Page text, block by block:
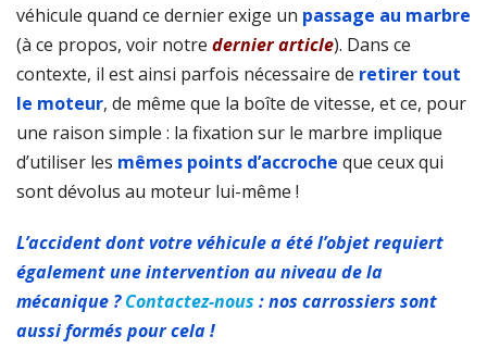
véhicule quand ce dernier exige un passage au marbre
(à ce propos, voir notre dernier article). Dans ce
contexte, il est ainsi parfois nécessaire de retirer tout
le moteur, de même que la boîte de vitesse, et ce, pour
une raison simple : la fixation sur le marbre implique
d’utiliser les mêmes points d’accroche que ceux qui
sont dévolus au moteur lui-même !
L’accident dont votre véhicule a été l’objet requiert
également une intervention au niveau de la
mécanique ?Contactez-nous : nos carrossiers sont
aussi formés pour cela !